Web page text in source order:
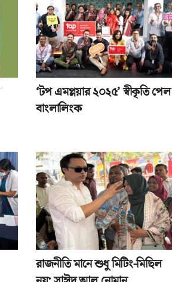
‘টপ এমপ্লয়ার ২০২৫’ স্বীকৃতি পেল
বাংলালিংক
রাজনীতি মানে শুধু মিটিং-মিছিল